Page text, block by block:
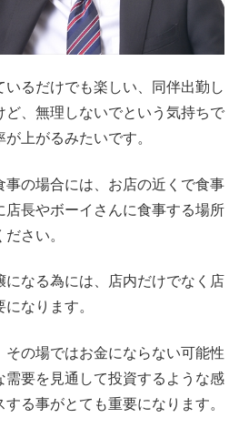
るだけでも楽しい、同伴出勤し
ど、無理しないでという気持ちで
上がるみたいです。
事の場合には、お店の近くで食事
店長やボーイさんに食事する場所
さい。
になる為には、店内だけでなく店
なります。
の場ではお金にならない可能性
需要を見通して投資するような感
る事がとても重要になります。